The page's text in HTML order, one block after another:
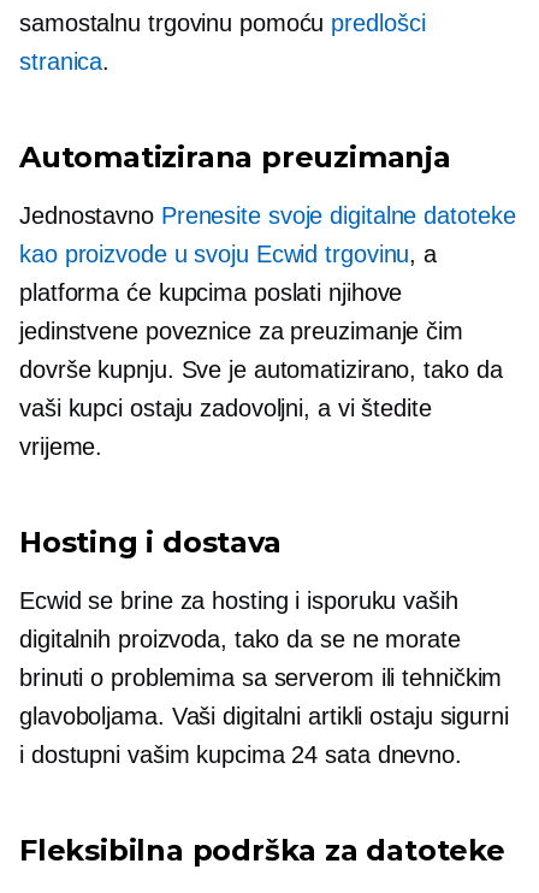
samostalnu trgovinu pomoću predlošci
stranica.
Automatizirana preuzimanja
Jednostavno Prenesite svoje digitalne datoteke
kao proizvode u svoju Ecwid trgovinu, a
platforma će kupcima poslati njihove
jedinstvene poveznice za preuzimanje čim
dovrše kupnju. Sve je automatizirano, tako da
vaši kupci ostaju zadovoljni, a vi štedite
vrijeme.
Hosting i dostava
Ecwid se brine za hosting i isporuku vaših
digitalnih proizvoda, tako da se ne morate
brinuti o problemima sa serverom ili tehničkim
glavoboljama. Vaši digitalni artikli ostaju sigurni
i dostupni vašim kupcima 24 sata dnevno.
Fleksibilna podrška za datoteke